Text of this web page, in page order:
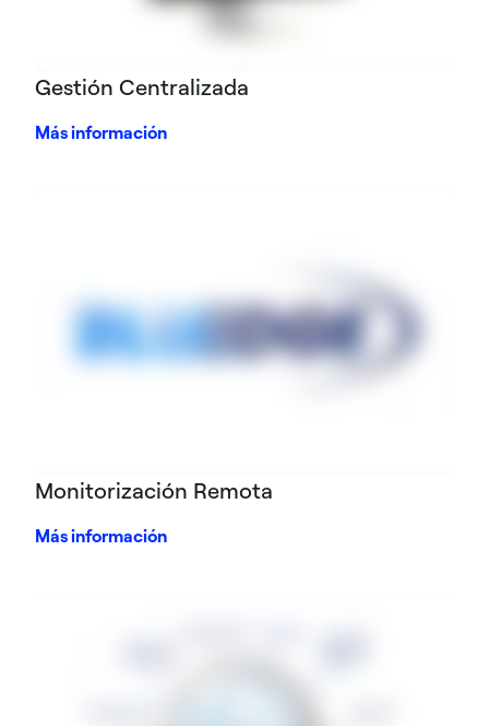
Gestión Centralizada
Más información
Monitorización Remota
Más información